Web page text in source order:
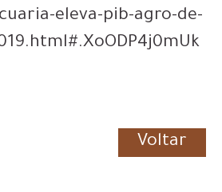
eleva-pib-agro-de-
Voltar